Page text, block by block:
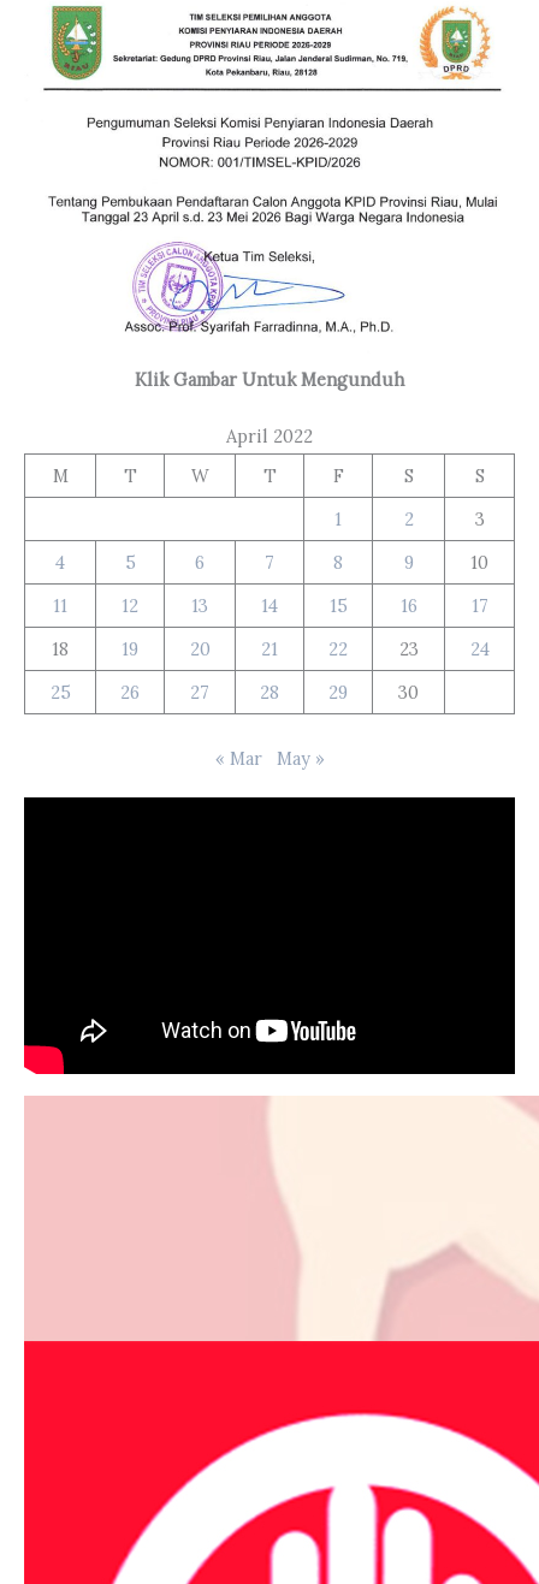
Klik Gambar Untuk Mengunduh
April 2022
M
T W T F S
S
1
2
3
4
5 6 7 8 9
10
11
12 13 14 15 16
17
18
19 20 21 22 23
24
25
26 27 28 29 30
« Mar May »